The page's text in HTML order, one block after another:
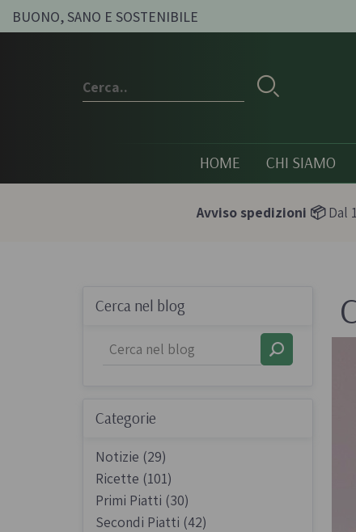
BUONO, SANO E SOSTENIBILE
HOME CHI SIAMO
Conserve e sott'oli
vegetali
Olio,
condimenti
Pesti e paté bio
Avviso spedizioni 📦Dal
Cerca nel blog
Categorie
Notizie (29)
Ricette (101)
Primi Piatti (30)
Secondi Piatti (42)